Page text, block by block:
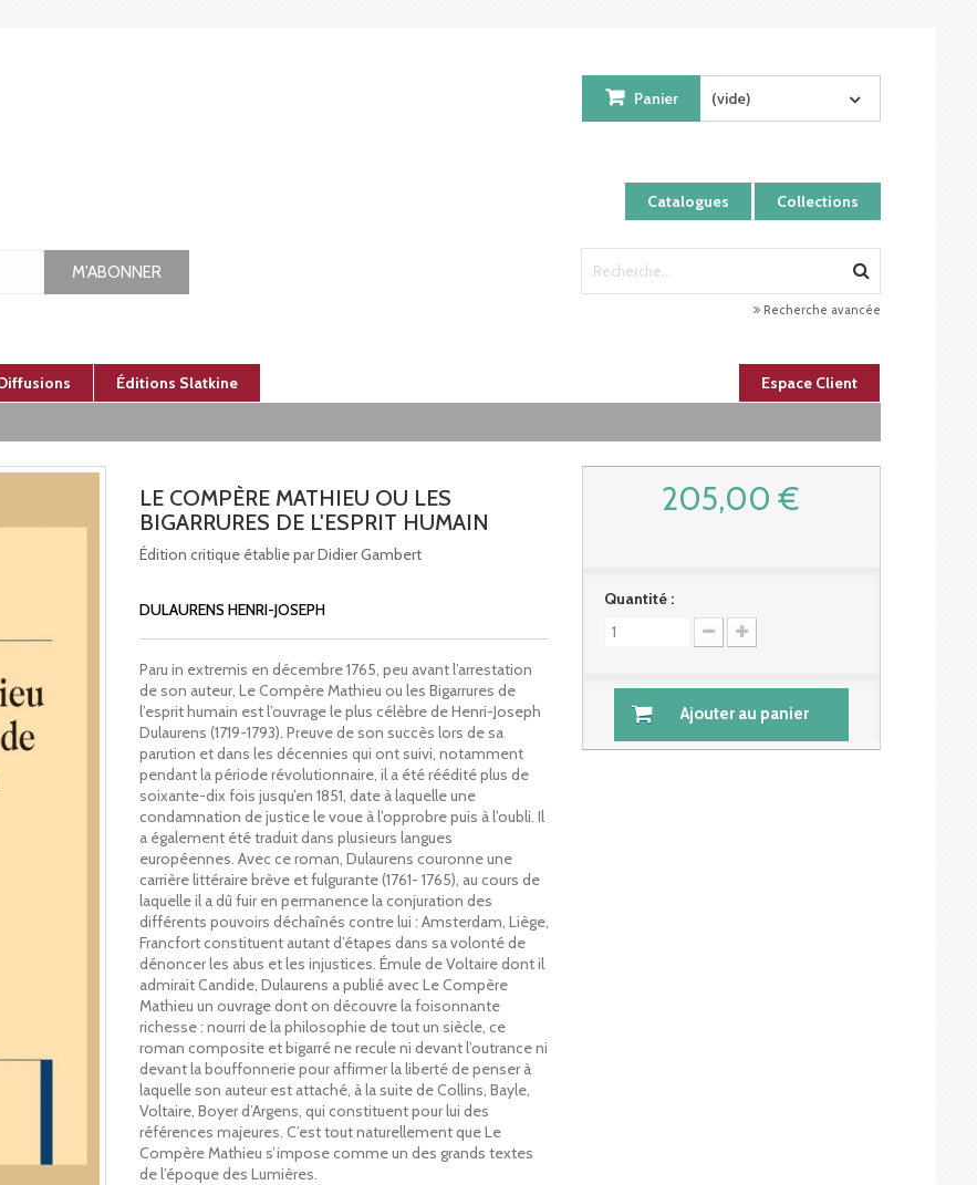
Catalogues Collections
Panier (vide)
M'ABONNER
Recherche avancée
Éditions Slatkine
Espace Client
LE COMPÈRE MATHIEU OU LES
BIGARRURES DE L'ESPRIT HUMAIN
Édition critique établie par Didier Gambert
DULAURENS HENRI-JOSEPH
Paru in extremis en décembre 1765, peu avant l’arrestation
de son auteur, Le Compère Mathieu ou les Bigarrures de
l’esprit humain est l’ouvrage le plus célèbre de Henri-Joseph
Dulaurens (1719-1793). Preuve de son succès lors de sa
parution et dans les décennies qui ont suivi, notamment
pendant la période révolutionnaire, il a été réédité plus de
soixante-dix fois jusqu’en 1851, date à laquelle une
condamnation de justice le voue à l’opprobre puis à l’oubli. Il
a également été traduit dans plusieurs langues
européennes. Avec ce roman, Dulaurens couronne une
carrière littéraire brève et fulgurante (1761- 1765), au cours de
laquelle il a dû fuir en permanence la conjuration des
différents pouvoirs déchaînés contre lui : Amsterdam, Liège,
Francfort constituent autant d’étapes dans sa volonté de
dénoncer les abus et les injustices. Émule de Voltaire dont il
admirait Candide, Dulaurens a publié avec Le Compère
Mathieu un ouvrage dont on découvre la foisonnante
richesse : nourri de la philosophie de tout un siècle, ce
roman composite et bigarré ne recule ni devant l’outrance ni
devant la bouffonnerie pour affirmer la liberté de penser à
laquelle son auteur est attaché, à la suite de Collins, Bayle,
Voltaire, Boyer d’Argens, qui constituent pour lui des
références majeures. C’est tout naturellement que Le
Compère Mathieu s’impose comme un des grands textes
de l’époque des Lumières.
205,00 €
Quantité :
Ajouter au panier